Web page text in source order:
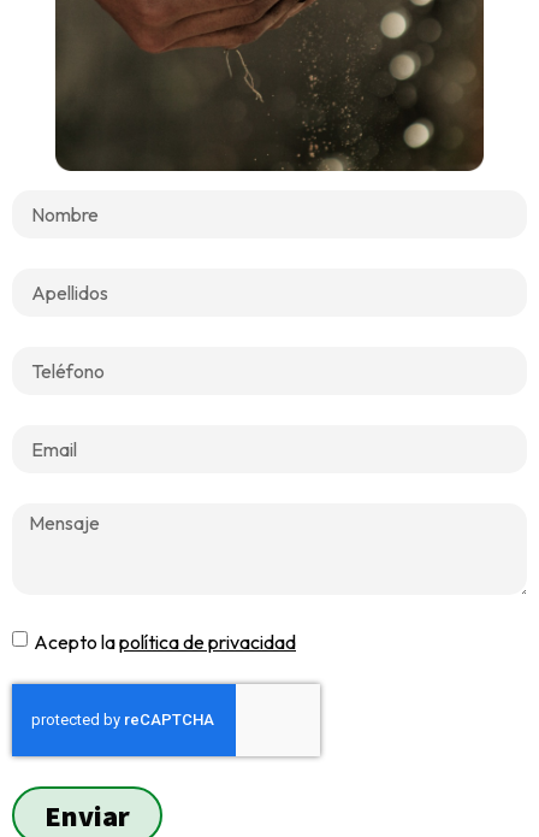
Acepto lapolítica de privacidad
Enviar